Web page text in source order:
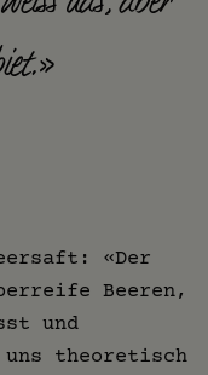
«Der
Beeren,
und
theoretisch